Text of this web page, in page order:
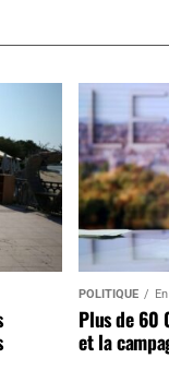
POLITIQUE
Plus de 60
et la